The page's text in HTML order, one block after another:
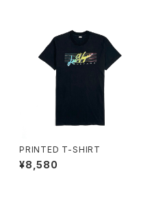
PRINTED T-SHIRT
¥8,580